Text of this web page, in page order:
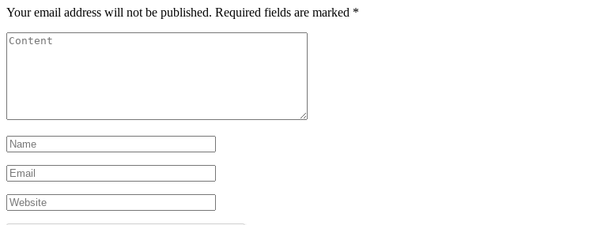
Your email address will not be published. Required fields are marked *